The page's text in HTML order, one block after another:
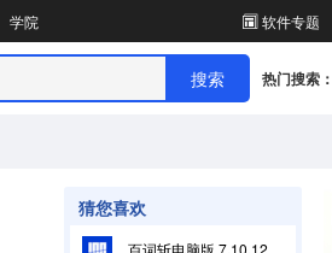
学院 软件专题
热门搜索：
猜您喜欢
百词斩电脑版 7.10.12